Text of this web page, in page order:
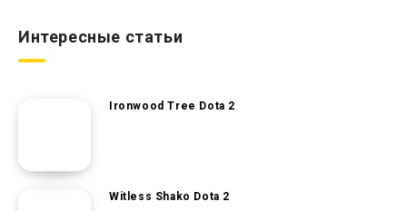
Интересные статьи
Ironwood Tree Dota 2
Witless Shako Dota 2